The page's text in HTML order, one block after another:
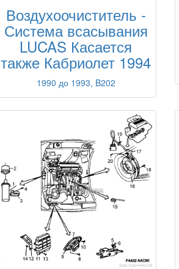
Воздухоочиститель -
Система всасывания
LUCAS Касается
также Кабриолет 1994
1990 до 1993, B202